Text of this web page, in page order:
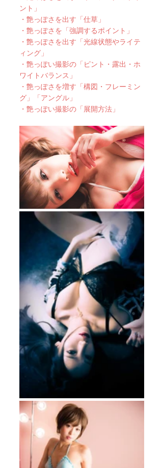
ント」
・艶っぽさを出す「仕草」
・艶っぽさを「強調するポイント」
・艶っぽさを出す「光線状態やライテ
ィング」
・艶っぽい撮影の「ピント・露出・ホ
ワイトバランス」
・艶っぽさを増す「構図・フレーミン
グ」「アングル」
・艶っぽい撮影の「展開方法」